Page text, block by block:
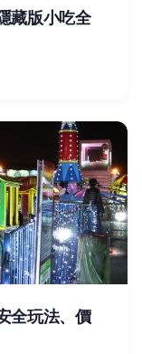
藏版小吃全
全玩法、價